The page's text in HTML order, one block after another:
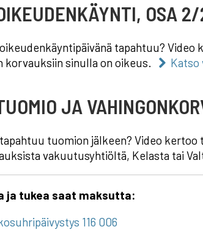
OSA
tapahtuu?
korvauksiin sinulla on oikeus.
Katso
JA
tuomion jälkeen? Video
vakuutusyhtiöltä, Kelasta tai
ja tukea saat maksutta:
116 006